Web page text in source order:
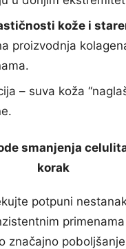
kože i
proizvodnja
– suva koža
smanjenja
korak
potpuni
značajno